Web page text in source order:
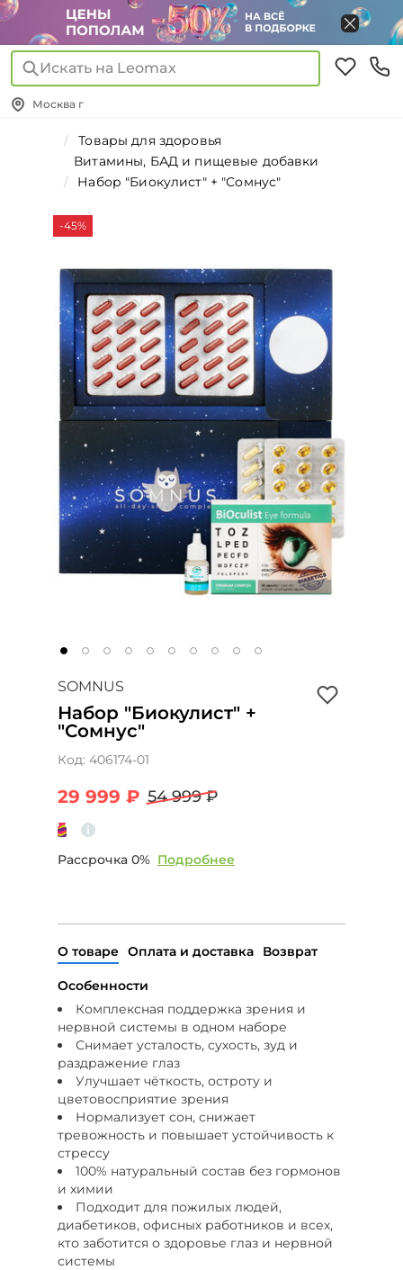
Искать на Leomax
Москва г
Товары для здоровья
Витамины, БАД и пищевые добавки
Набор "Биокулист" + "Сомнус"
-45%
SOMNUS
Набор "Биокулист" +
"Сомнус"
Код: 406174-01
29 999 ₽ 54 999 ₽
Рассрочка 0% Подробнее
О товаре Оплата и доставка Возврат
Особенности
Комплексная поддержка зрения и
нервной системы в одном наборе
Снимает усталость, сухость, зуд и
раздражение глаз
Улучшает чёткость, остроту и
цветовосприятие зрения
Нормализует сон, снижает
тревожность и повышает устойчивость к
стрессу
100% натуральный состав без гормонов
и химии
Подходит для пожилых людей,
диабетиков, офисных работников и всех,
кто заботится о здоровье глаз и нервной
системы